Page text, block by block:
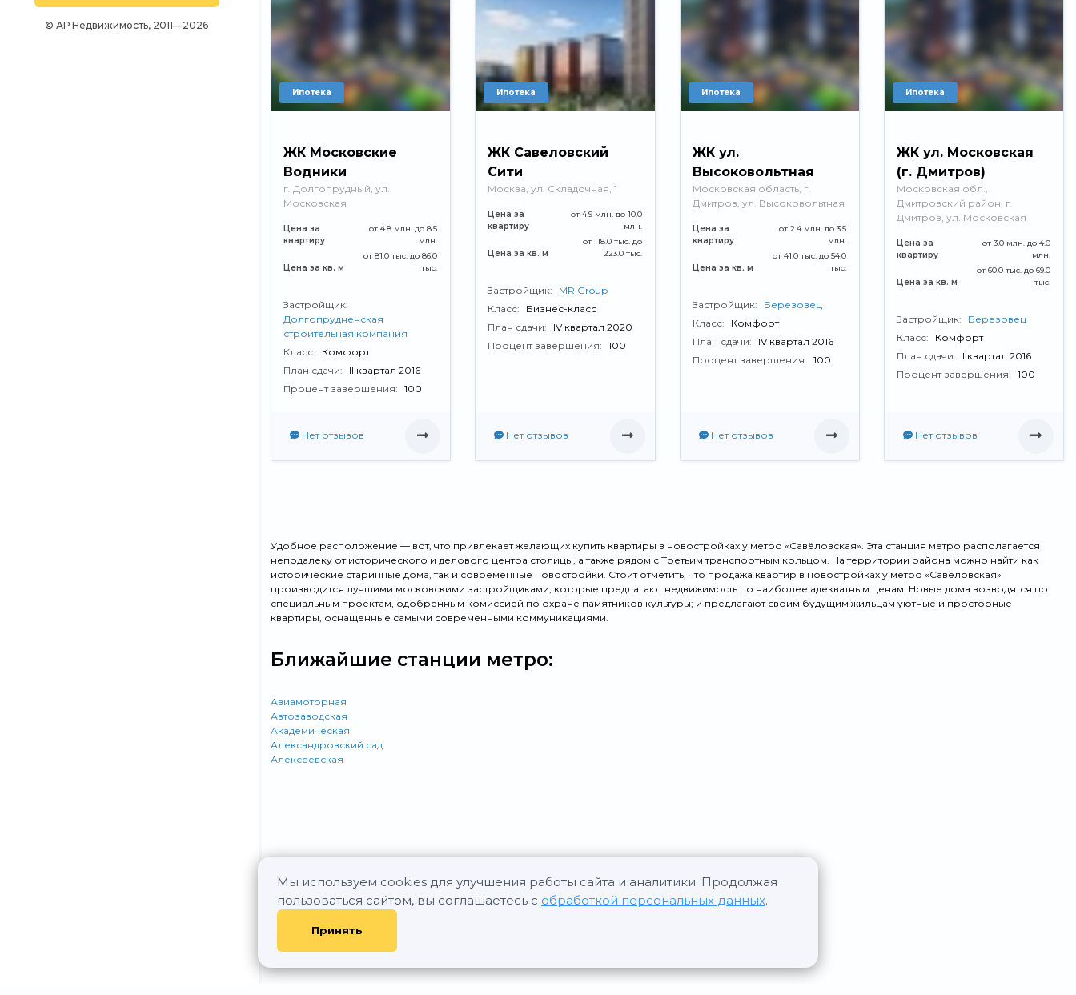
Мы используем cookies для улучшения работы сайта и аналитики. Продолжая
пользоваться сайтом, вы соглашаетесь с обработкой персональных данных.
Принять
© АР Недвижимость, 2011—2026
Ипотека
ЖК Московские
Водники
г. Долгопрудный, ул.
Московская
Цена за
квартиру
от 4.8 млн. до 8.5
млн.
Цена за кв. м
от 81.0 тыс. до 86.0
тыс.
Застройщик:
Долгопрудненская
строительная компания
Класс:
Комфорт
План сдачи:
II квартал 2016
Процент завершения: 100
Нет отзывов
Ипотека
ЖК Савеловский
Сити
Москва, ул. Складочная, 1
Цена за
квартиру
от 4.9 млн. до 10.0
млн.
Цена за кв. м
от 118.0 тыс. до
223.0 тыс.
Застройщик:
MR Group
Класс:
Бизнес-класс
План сдачи:
IV квартал 2020
Процент завершения:
100
Нет отзывов
Ипотека
ЖК ул.
Высоковольтная
Московская область, г.
Дмитров, ул. Высоковольтная
Цена за
квартиру
от 2.4 млн. до 3.5
млн.
Цена за кв. м
от 41.0 тыс. до 54.0
тыс.
Застройщик:
Березовец
Класс:
Комфорт
План сдачи:
IV квартал 2016
Процент завершения: 100
Нет отзывов
Ипотека
ЖК ул. Московская
(г. Дмитров)
Московская обл.,
Дмитровский район, г.
Дмитров, ул. Московская
Цена за
квартиру
от 3.0 млн. до 4.0
млн.
Цена за кв. м
от 60.0 тыс. до 69.0
тыс.
Застройщик:
Березовец
Класс:
Комфорт
План сдачи:
I квартал 2016
Процент завершения: 100
Нет отзывов
Удобное расположение — вот, что привлекает желающих купить квартиры в новостройках у метро «Савёловская». Эта станция метро располагается
неподалеку от исторического и делового центра столицы, а также рядом с Третьим транспортным кольцом. На территории района можно найти как
исторические старинные дома, так и современные новостройки. Стоит отметить, что продажа квартир в новостройках у метро «Савёловская»
производится лучшими московскими застройщиками, которые предлагают недвижимость по наиболее адекватным ценам. Новые дома возводятся по
специальным проектам, одобренным комиссией по охране памятников культуры; и предлагают своим будущим жильцам уютные и просторные
квартиры, оснащенные самыми современными коммуникациями.
Ближайшие станции метро:
Авиамоторная
Автозаводская
Академическая
Александровский сад
Алексеевская